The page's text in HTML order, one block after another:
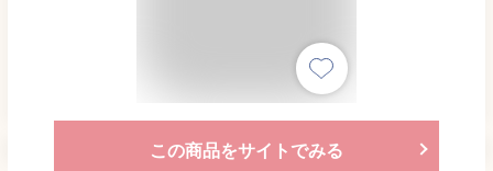
この商品をサイトでみる